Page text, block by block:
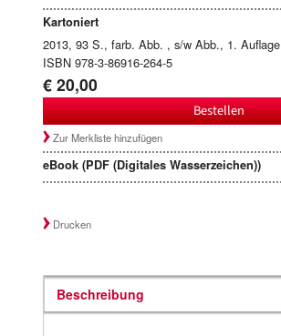
Kartoniert
2013, 93 S., farb. Abb. , s/w Abb., 1. Auflage
ISBN 978-3-86916-264-5
€ 20,00
Bestellen
Zur Merkliste hinzufügen
eBook (PDF (Digitales Wasserzeichen))
Drucken
Beschreibung